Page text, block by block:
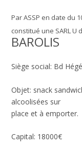
Par ASSP en date du
constitué une SARL U
BAROLIS
Siège social: Bd
Objet: snack
alcoolisées sur
place et à emporter.
Capital: 18000€